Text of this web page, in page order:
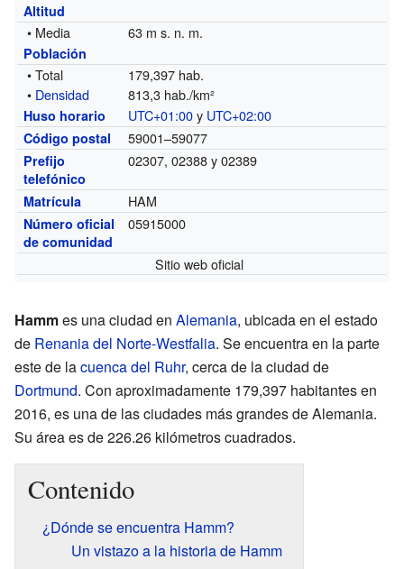
Altitud
• Media 63 m s. n. m.
Población
• Total
179,397 hab.
• Densidad 813,3 hab./km²
Huso horario UTC+01:00y UTC+02:00
Código postal 59001–59077
Prefijo
telefónico
02307, 02388 y 02389
Matrícula HAM
Número oficial
de comunidad
05915000
Sitio web oficial
Hammes una ciudad en Alemania, ubicada en el estado
de Renania del Norte-Westfalia. Se encuentra en la parte
este de lacuenca del Ruhr, cerca de la ciudad de
Dortmund. Con aproximadamente 179,397 habitantes en
2016, es una de las ciudades más grandes de Alemania.
Su área es de 226.26 kilómetros cuadrados.
Contenido
¿Dónde se encuentra Hamm?
Un vistazo a la historia de Hamm